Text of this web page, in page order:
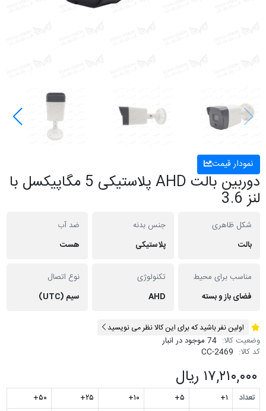
نمودار قیمت
دوربین بالت AHD پلاستیکی 5 مگاپیکسل با
لنز 3.6
شکل ظاهری
بالت
جنس بدنه
پلاستیکی
ضد آب
هست
مناسب برای محیط
فضای باز و بسته
تکنولوژی
AHD
نوع اتصال
سیم (UTC)
اولین نفر باشید که برای این کالا نظر می نویسید
وضعیت کالا: 74 موجود در انبار
کد کالا: CC-2469
۱۷,۲۱۰,۰۰۰ ریال
تعداد ۱+ ۵+ ۱۰+ ۲۵+
۵۰+